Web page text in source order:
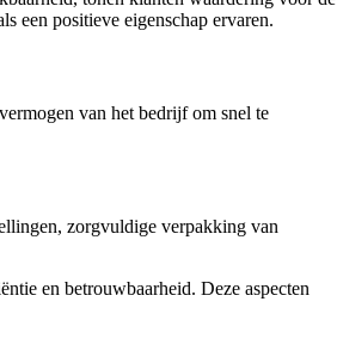
een positieve eigenschap ervaren.
van het bedrijf om snel te
zorgvuldige verpakking van
en betrouwbaarheid. Deze aspecten